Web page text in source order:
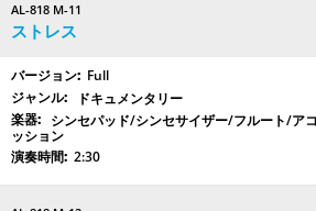
AL-818 M-11
ストレス
Full
ドキュメンタリー
シンセパッド/シンセサイザー/フルート/ア
ッション
2:30